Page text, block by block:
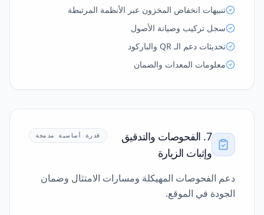
تنبيهات انخفاض المخزون عبر الأنظمة المرتبطة
سجل تركيب وصيانة الأصول
تحديثات دعم الـ QR والباركود
معلومات المعدات والضمان
7. الفحوصات والتدقيق
وإثبات الزيارة
قدرة أساسية مدمجة
دعم الفحوصات المهيكلة ومسارات الامتثال وضمان
الجودة في الموقع.